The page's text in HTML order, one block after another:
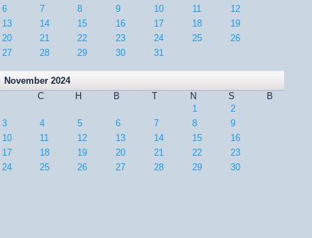
6
7 8 9 10 11
12
13
14 15 16 17 18
19
20
21 22 23 24 25
26
27
28 29 30 31
November 2024
C
H B T N S
B
1
2
3
4 5 6 7 8
9
10
11 12 13 14 15
16
17
18 19 20 21 22
23
24
25 26 27 28 29 30